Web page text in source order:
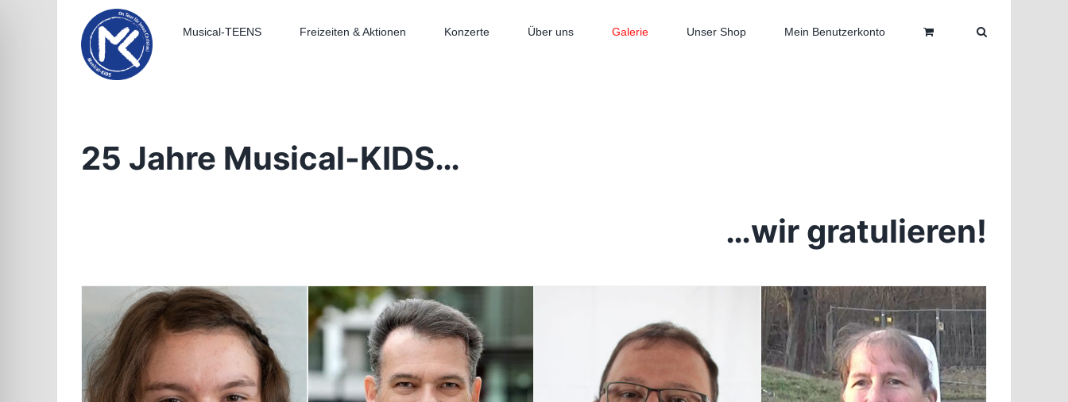
Musical-TEENS Freizeiten & Aktionen Konzerte Über uns Galerie Unser Shop Mein Benutzerkonto
25 Jahre Musical-KIDS…
…wir gratulieren!